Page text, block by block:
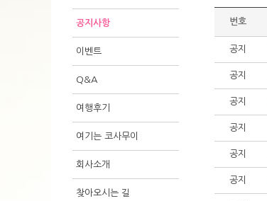
공지사항
이벤트
Q&A
여행후기
여기는 코사무이
회사소개
찾아오시는 길
번호
공지
공지
공지
공지
공지
공지